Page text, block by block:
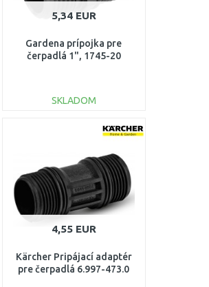
5,34 EUR
Gardena prípojka pre
čerpadlá 1", 1745-20
SKLADOM
DO KOŠÍKA
Porovnať
4,55 EUR
Kärcher Pripájací adaptér
pre čerpadlá 6.997-473.0